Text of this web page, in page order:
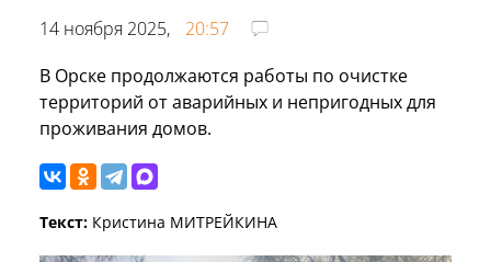
14 ноября 2025,
20:57
В Орске продолжаются работы по очистке
территорий от аварийных и непригодных для
проживания домов.
Текст: Кристина МИТРЕЙКИНА